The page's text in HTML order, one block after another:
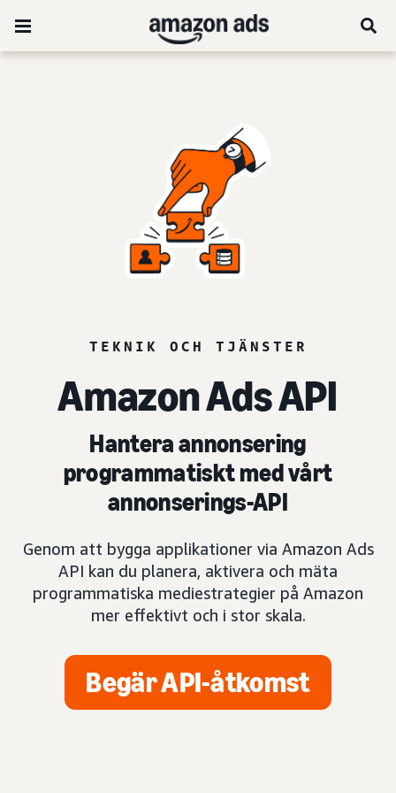
TEKNIK OCH TJÄNSTER
Amazon Ads API
Hantera annonsering
programmatiskt med vårt
annonserings-API
Genom att bygga applikationer via Amazon Ads
API kan du planera, aktivera och mäta
programmatiska mediestrategier på Amazon
mer effektivt och i stor skala.
Begär API-åtkomst